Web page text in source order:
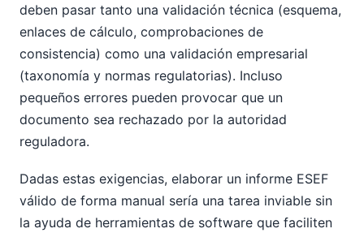
deben pasar tanto una validación técnica (esquema,
enlaces de cálculo, comprobaciones de
consistencia) como una validación empresarial
(taxonomía y normas regulatorias). Incluso
pequeños errores pueden provocar que un
documento sea rechazado por la autoridad
reguladora.
Dadas estas exigencias, elaborar un informe ESEF
válido de forma manual sería una tarea inviable sin
la ayuda de herramientas de software que faciliten